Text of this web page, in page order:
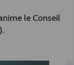
le Conseil